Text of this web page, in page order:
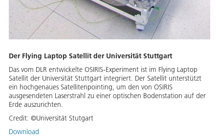
Der Flying Laptop Satellit der Universität Stuttgart
Das vom DLR entwickelte OSIRIS-Experiment ist im Flying Laptop
Satellit der Universität Stuttgart integriert. Der Satellit unterstützt
ein hochgenaues Satellitenpointing, um den von OSIRIS
ausgesendeten Laserstrahl zu einer optischen Bodenstation auf der
Erde auszurichten.
Credit: ©Universität Stutgart
Download